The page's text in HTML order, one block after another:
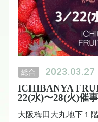
総合 2023.03.27
ICHIBANYA
22(水)〜28(火)催
大阪梅田大丸地下１